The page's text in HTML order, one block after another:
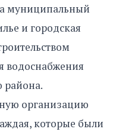
муниципальный
и городская
водоснабжения
района.
организацию
которые были